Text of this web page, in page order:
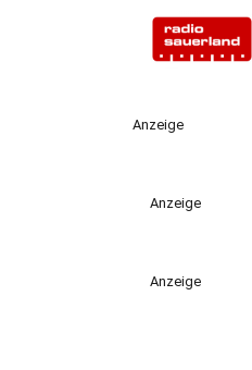
Anzeige
Anzeige
Anzeige